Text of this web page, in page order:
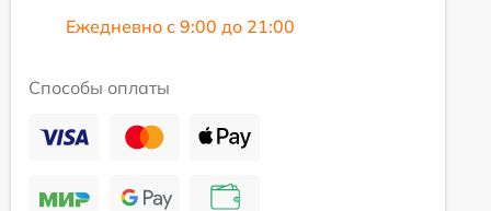
Ежедневно с 9:00 до 21:00
Способы оплаты